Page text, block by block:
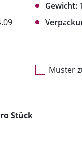
Gewicht:
Muster
Stück